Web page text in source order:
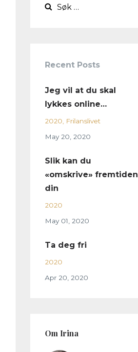
Recent Posts
Jeg vil at du skal
lykkes online…
2020
Frilanslivet
May 20, 2020
Slik kan du
«omskrive» fremtiden
din
2020
May 01, 2020
Ta deg fri
2020
Apr 20, 2020
Om Irina